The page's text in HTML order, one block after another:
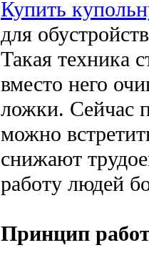
Купить
для
Такая техника
вместо него
ложки. Сейчас
можно
снижают
работу людей
Принцип